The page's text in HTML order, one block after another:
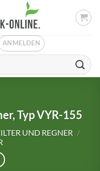
ANMELDEN
Typ VYR-155
UND REGNER /